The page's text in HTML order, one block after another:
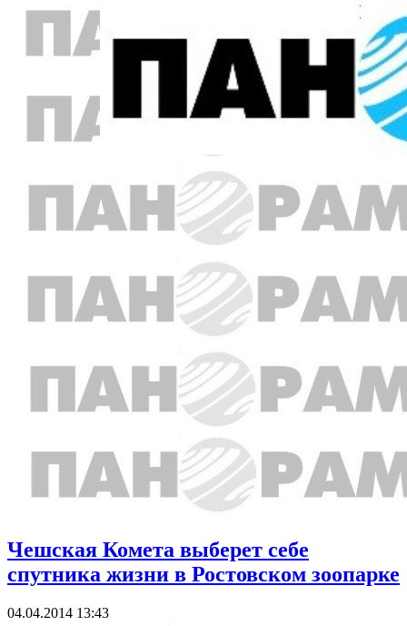
Чешская Комета выберет себе
спутника жизни в Ростовском зоопарке
04.04.2014 13:43